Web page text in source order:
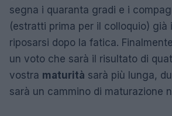
segna i quaranta gradi e i
(estratti prima per il colloquio) già
riposarsi dopo la fatica.
un voto che sarà il risultato di
vostra maturità sarà più lunga,
sarà un cammino di maturazione